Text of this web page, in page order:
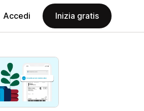
Accedi Inizia gratis